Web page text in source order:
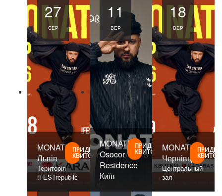
27
СЕР
MONATIK
Львів
Територія
!FESTrepublic
ПРИДБАТИ
КВИТОК
11
ВЕР
MONATIK.
Osocor
Residence
Київ
ПРИДБАТИ
КВИТОК
18
ВЕР
MONATIK
Чернівці
Центральный
зал
КВИТОК